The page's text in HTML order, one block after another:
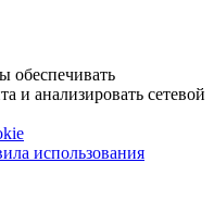
обеспечивать
и анализировать сетевой
использования